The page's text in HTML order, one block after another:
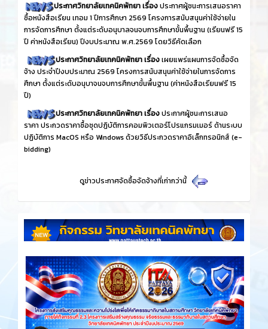
ประกาศวิทยาลัยเทคนิคพัทยา เรื่องประกาศผู้ชนะการเสนอราคา
ซื้อหนังสือเรียน เทอม 1 ปีการศึกษา 2569 โครงการสนับสนุนค่าใช้จ่ายใน
การจัดการศึกษา ตั้งแต่ระดับอนุบาลจนจบการศึกษาขั้นพื้นฐาน (เรียนฟรี 15
ปี ค่าหนังสือเรียน) ปีงบประมาณ พ.ศ.2569 โดยวิธีคัดเลือก
ประกาศวิทยาลัยเทคนิคพัทยา เรื่องเผยแพร่แผนการจัดซื้อจัด
จ้าง ประจำปีงบประมาณ 2569 โครงการสนับสนุนค่าใช้จ่ายในการจัดการ
ศึกษา ตั้งแต่ระดับอนุบาจนจบการศึกษาขั้นพื้นฐาน (ค่าหนังสือเรียนฟรี 15
ปี)
ประกาศวิทยาลัยเทคนิคพัทยา เรื่องประกาศผู้ชนะการเสนอ
ราคา ประกวดราคาซื้อชุดปฏิบัติการคอมพิวเตอร์โปรแกรมเมอร์ ด้านระบบ
ปฏิบัติการ MacOS หรือ Windows ด้วยวิธีประกวดราคาอิเล็กทรอนิกส์ (e-
bidding)
ดูข่าวประกาศจัดซื้อจัดจ้างที่เก่ากว่านี้